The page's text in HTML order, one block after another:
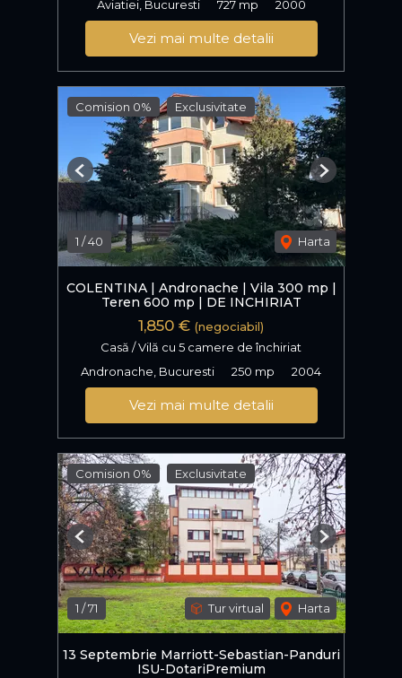
Aviatiei, Bucuresti 727 mp 2000
Vezi mai multe detalii
Comision 0% Exclusivitate
1 /40 Harta
Previous Next
COLENTINA | Andronache | Vila 300 mp |
Teren 600 mp | DE INCHIRIAT
1,850 € (negociabil)
Casă / Vilă cu 5 camere de închiriat
Andronache, Bucuresti
250 mp 2004
Vezi mai multe detalii
Comision 0% Exclusivitate
1 /71 Tur virtual Harta
Previous Next
13 Septembrie Marriott-Sebastian-Panduri
ISU-DotariPremium